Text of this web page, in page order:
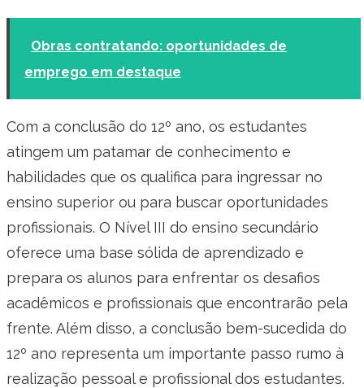
Obras contratando: oportunidades de
emprego em destaque
Com a conclusão do 12º ano, os estudantes
atingem um patamar de conhecimento e
habilidades que os qualifica para ingressar no
ensino superior ou para buscar oportunidades
profissionais. O Nível III do ensino secundário
oferece uma base sólida de aprendizado e
prepara os alunos para enfrentar os desafios
acadêmicos e profissionais que encontrarão pela
frente. Além disso, a conclusão bem-sucedida do
12º ano representa um importante passo rumo à
realização pessoal e profissional dos estudantes.